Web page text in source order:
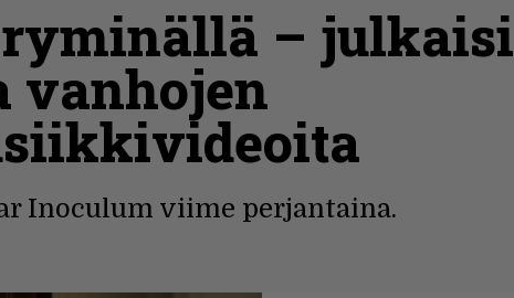
ryminällä – julkaisi
vanhojen
Inoculum viime perjantaina.